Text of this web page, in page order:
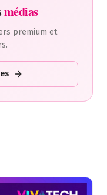
médias
premium et